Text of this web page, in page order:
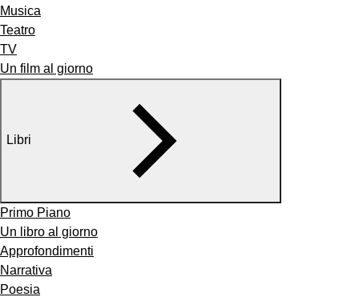
Musica
Teatro
TV
Un film al giorno
Libri
Primo Piano
Un libro al giorno
Approfondimenti
Narrativa
Poesia